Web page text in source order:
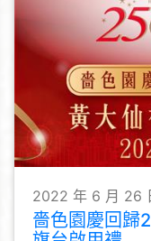
2022 年 6 月 26
嗇色園慶回歸